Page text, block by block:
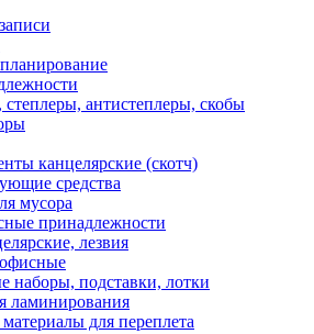
антистеплеры, скобы
канцелярские (скотч)
средства
мусора
принадлежности
лезвия
наборы, подставки, лотки
ламинирования
для переплета